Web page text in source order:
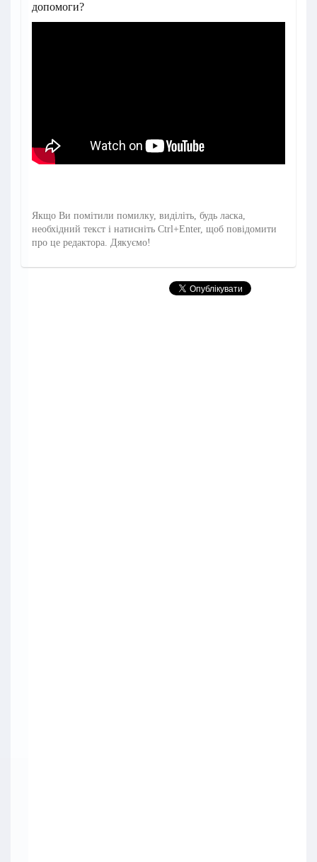
допомоги?
Якщо Ви помітили помилку, виділіть, будь ласка,
необхідний текст і натисніть Ctrl+Enter, щоб повідомити
про це редактора. Дякуємо!